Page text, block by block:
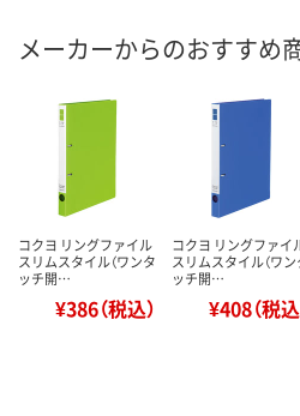
メーカーからのおすすめ
コクヨ リングファイル
スリムスタイル（ワンタ
ッチ開…
¥386（税込）
コクヨ リングファイ
スリムスタイル（ワン
ッチ開…
¥408（税込